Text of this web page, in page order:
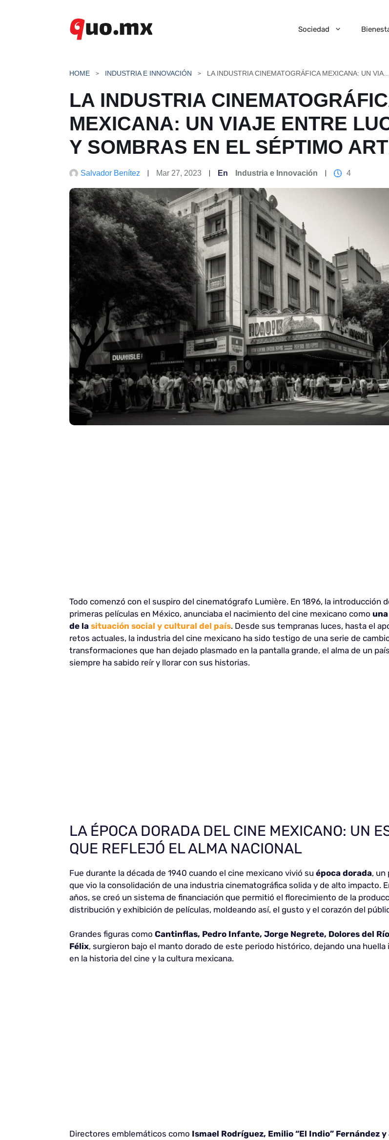
Sociedad
HOME INDUSTRIA E INNOVACIÓN
LA INDUSTRIA
MEXICANA: UN VIAJE ENTRE
Y SOMBRAS EN EL SÉPTIMO
Salvador Benítez Mar 27, 2023 En Industria e Innovación 4
Todo comenzó con el suspiro del cinematógrafo Lumière. En 1896, la introducción
primeras películas en México, anunciaba el nacimiento del cine mexicano como
de la situación social y cultural del país. Desde sus tempranas luces, hasta el
retos actuales, la industria del cine mexicano ha sido testigo de una serie de
transformaciones que han dejado plasmado en la pantalla grande, el alma de un
siempre ha sabido reír y llorar con sus historias.
LA ÉPOCA DORADA DEL CINE MEXICANO: UN
QUE REFLEJÓ EL ALMA NACIONAL
Fue durante la década de 1940 cuando el cine mexicano vivió su época dorada, un
que vio la consolidación de una industria cinematográfica solida y de alto impacto.
años, se creó un sistema de financiación que permitió el florecimiento de la
distribución y exhibición de películas, moldeando así, el gusto y el corazón del
Grandes figuras como Cantinflas, Pedro Infante, Jorge Negrete, Dolores del
Félix, surgieron bajo el manto dorado de este periodo histórico, dejando una huella
en la historia del cine y la cultura mexicana.
Directores emblemáticos como Ismael Rodríguez, Emilio “El Indio” Fernández y